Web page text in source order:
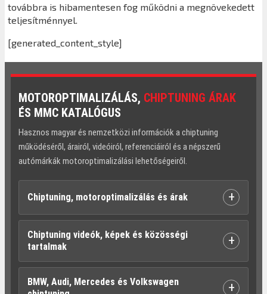
továbbra is hibamentesen fog működni a megnövekedett
teljesítménnyel.
[generated_content_style]
MOTOROPTIMALIZÁLÁS, CHIPTUNING ÁRAK
ÉS MMC KATALÓGUS
Hasznos magyar és nemzetközi információk a chiptuning
működéséről, árairól, videóiról, referenciáiról és a népszerű
autómárkák motoroptimalizálási lehetőségeiről.
Chiptuning, motoroptimalizálás és árak +
Chiptuning videók, képek és közösségi
tartalmak
+
BMW, Audi, Mercedes és Volkswagen
+